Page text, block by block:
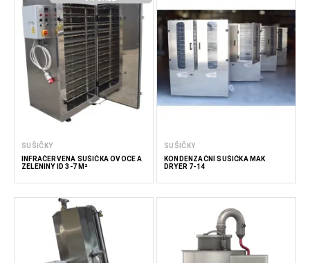
SUŠIČKY
INFRAČERVENÁ SUŠIČKA OVOCE A
ZELENINY ID 3-7 M²
SUŠIČKY
KONDENZAČNÍ SUŠIČKA MAK
DRYER 7-14